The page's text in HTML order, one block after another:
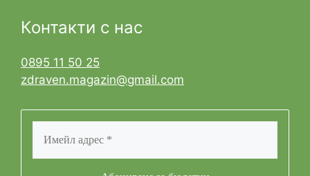
Контакти с нас
0895 11 50 25
zdraven.magazin@gmail.com